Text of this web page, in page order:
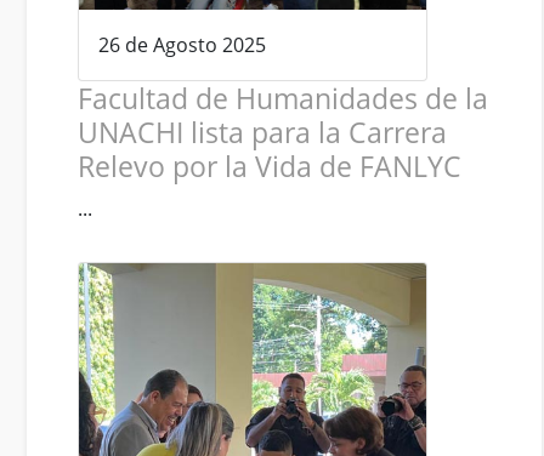
26 de Agosto 2025
Facultad de Humanidades de la
UNACHI lista para la Carrera
Relevo por la Vida de FANLYC
...